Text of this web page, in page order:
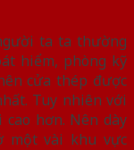
ta ta thường
hiểm, phòng kỹ
cửa thép được
Tuy nhiên với
hơn. Nên dày
một vài khu vực